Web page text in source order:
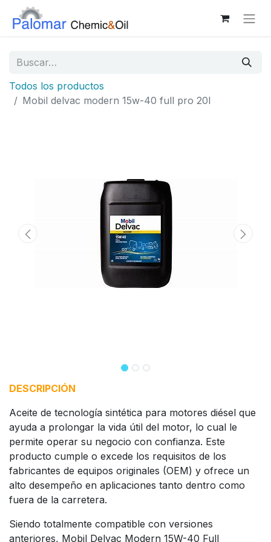
Todos los productos
Mobil delvac modern 15w-40 full pro 20l
DESCRIPCIÓN
Aceite de tecnología sintética para motores diésel que
ayuda a prolongar la vida útil del motor, lo cual le
permite operar su negocio con confianza. Este
producto cumple o excede los requisitos de los
fabricantes de equipos originales (OEM) y ofrece un
alto desempeño en aplicaciones tanto dentro como
fuera de la carretera.
Siendo totalmente compatible con versiones
anteriores, Mobil Delvac Modern 15W-40 Full